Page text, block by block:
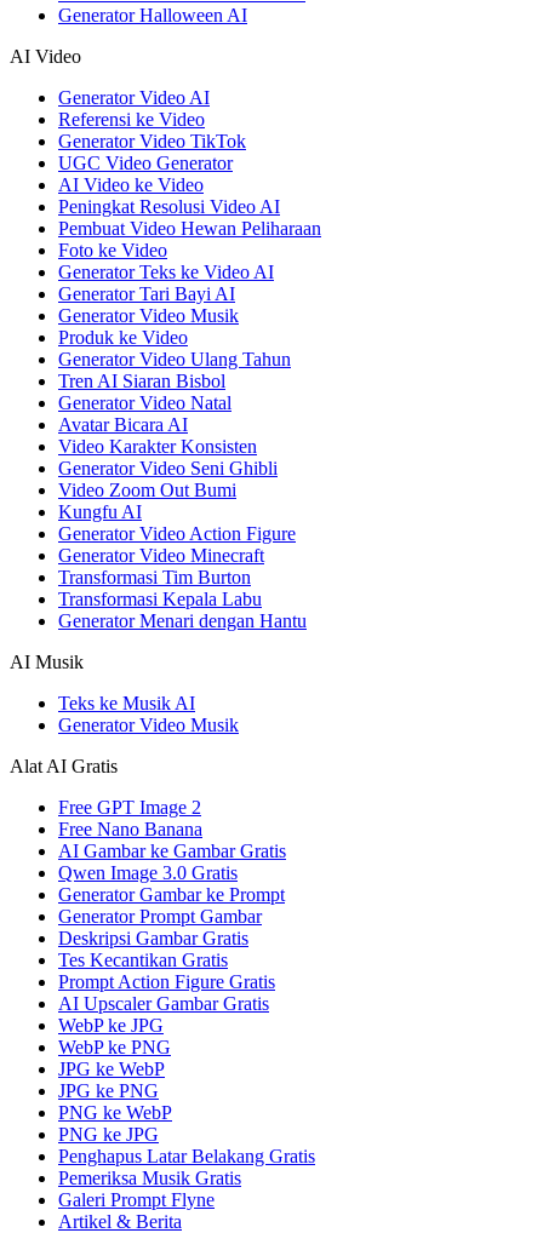
Generator Halloween AI
AI Video
Generator Video AI
Referensi ke Video
Generator Video TikTok
UGC Video Generator
AI Video ke Video
Peningkat Resolusi Video AI
Pembuat Video Hewan Peliharaan
Foto ke Video
Generator Teks ke Video AI
Generator Tari Bayi AI
Generator Video Musik
Produk ke Video
Generator Video Ulang Tahun
Tren AI Siaran Bisbol
Generator Video Natal
Avatar Bicara AI
Video Karakter Konsisten
Generator Video Seni Ghibli
Video Zoom Out Bumi
Kungfu AI
Generator Video Action Figure
Generator Video Minecraft
Transformasi Tim Burton
Transformasi Kepala Labu
Generator Menari dengan Hantu
AI Musik
Teks ke Musik AI
Generator Video Musik
Alat AI Gratis
Free GPT Image 2
Free Nano Banana
AI Gambar ke Gambar Gratis
Qwen Image 3.0 Gratis
Generator Gambar ke Prompt
Generator Prompt Gambar
Deskripsi Gambar Gratis
Tes Kecantikan Gratis
Prompt Action Figure Gratis
AI Upscaler Gambar Gratis
WebP ke JPG
WebP ke PNG
JPG ke WebP
JPG ke PNG
PNG ke WebP
PNG ke JPG
Penghapus Latar Belakang Gratis
Pemeriksa Musik Gratis
Galeri Prompt Flyne
Artikel & Berita